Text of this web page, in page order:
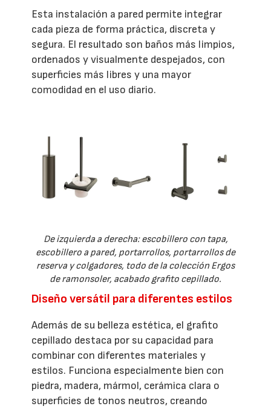
Esta instalación a pared permite integrar
cada pieza de forma práctica, discreta y
segura. El resultado son baños más limpios,
ordenados y visualmente despejados, con
superficies más libres y una mayor
comodidad en el uso diario.
De izquierda a derecha: escobillero con tapa,
escobillero a pared, portarrollos, portarrollos de
reserva y colgadores, todo de la colección Ergos
de ramonsoler, acabado grafito cepillado.
Diseño versátil para diferentes estilos
Además de su belleza estética, el grafito
cepillado destaca por su capacidad para
combinar con diferentes materiales y
estilos. Funciona especialmente bien con
piedra, madera, mármol, cerámica clara o
superficies de tonos neutros, creando